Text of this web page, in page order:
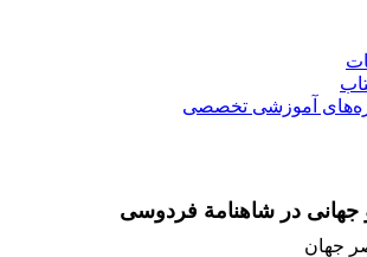
آموزشی تخصصی
جهانی در شاهنامة فردوسی
جهان